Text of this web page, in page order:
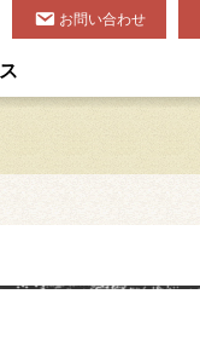
お問い合わせ